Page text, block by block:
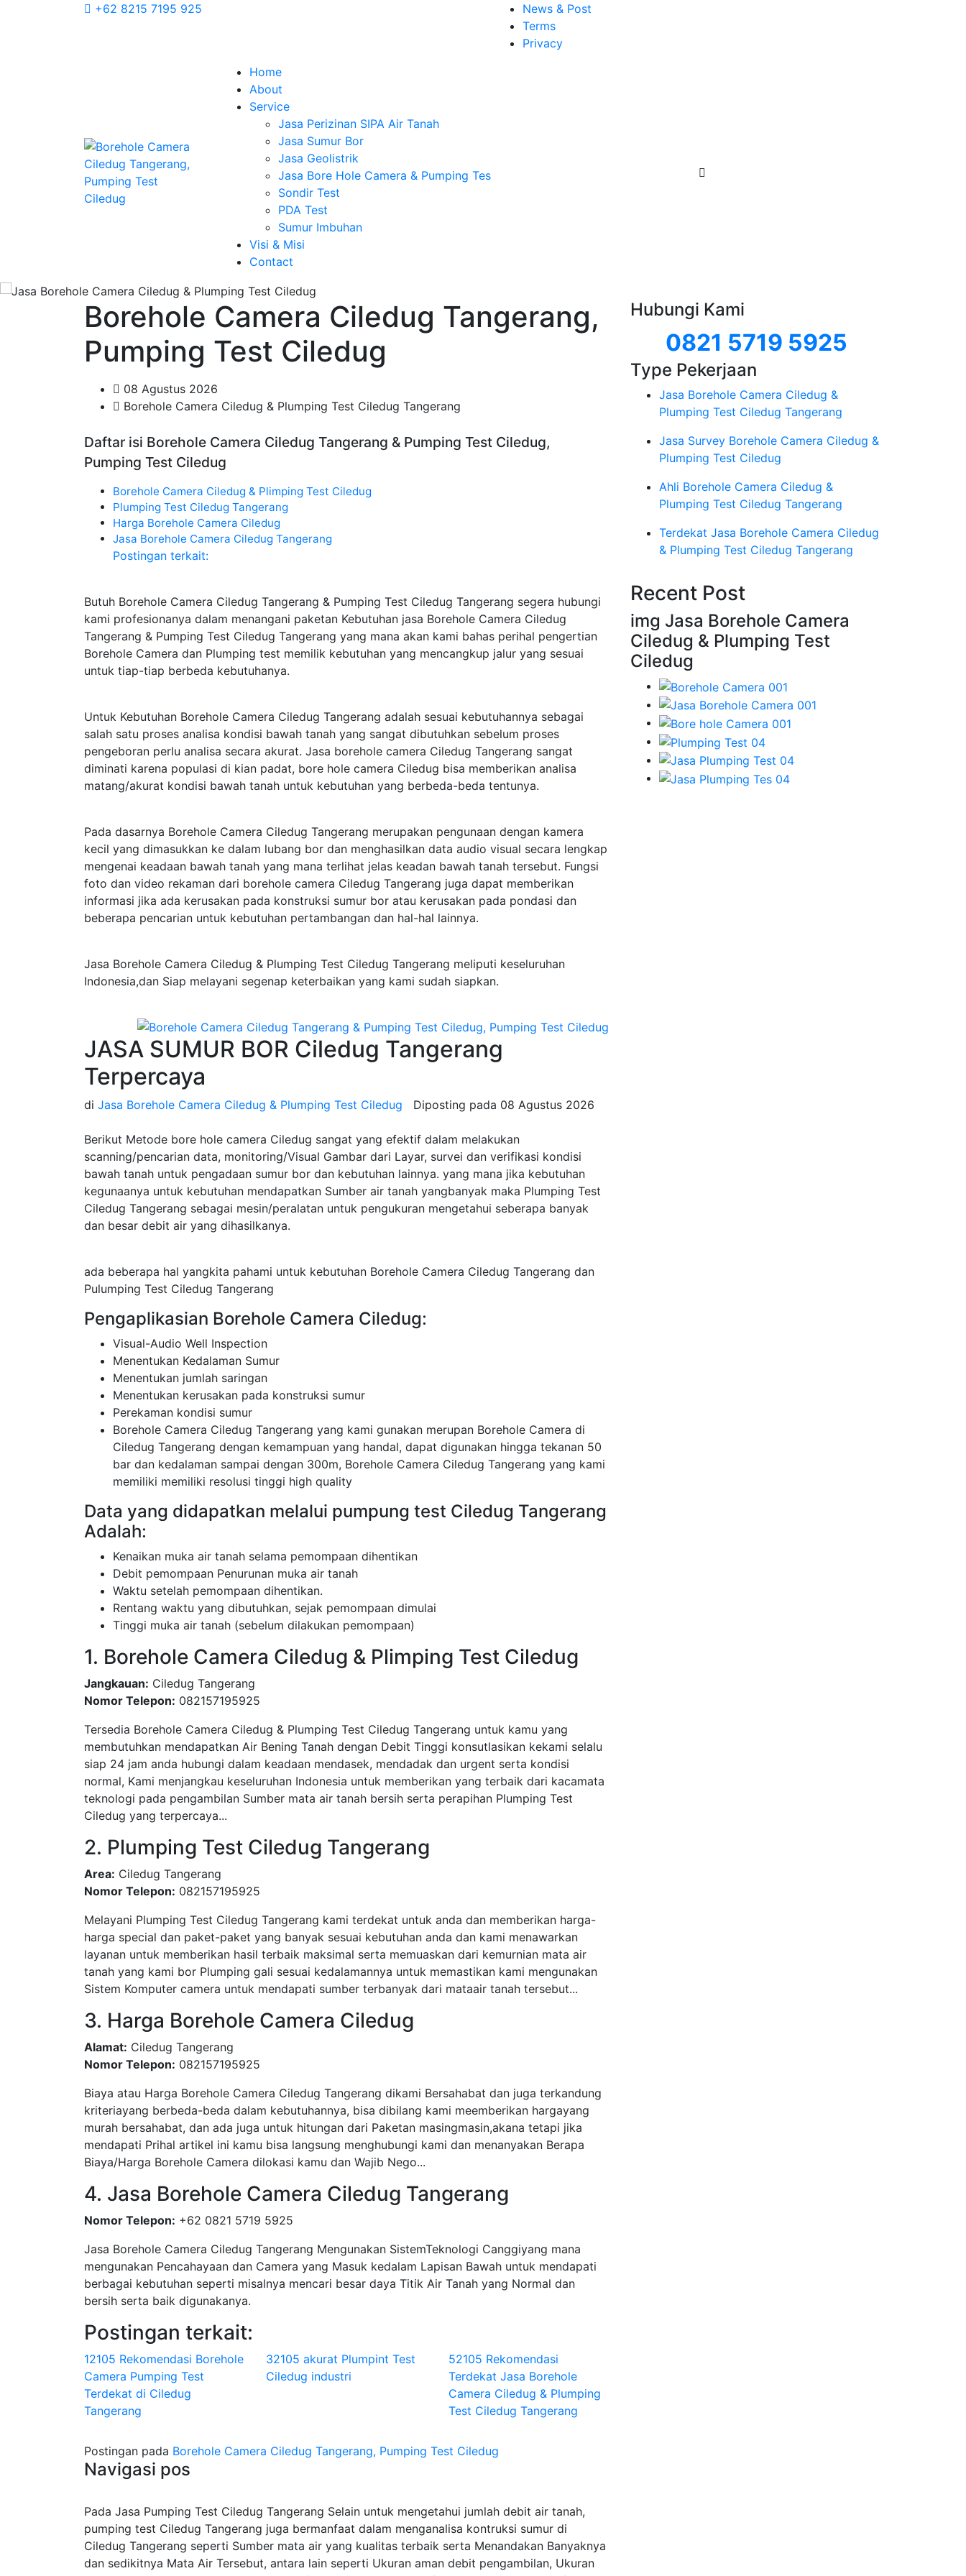
+62 8215 7195 925
News & Post
Terms
Privacy
Home
About
Service
Jasa Perizinan SIPA Air Tanah
Jasa Sumur Bor
Jasa Geolistrik
Jasa Bore Hole Camera & Pumping Tes
Sondir Test
PDA Test
Sumur Imbuhan
Visi & Misi
Contact
Borehole Camera Ciledug Tangerang,
Pumping Test Ciledug
08 Agustus 2026
Borehole Camera Ciledug & Plumping Test Ciledug Tangerang
Daftar isi Borehole Camera Ciledug Tangerang & Pumping Test Ciledug,
Pumping Test Ciledug
Borehole Camera Ciledug & Plimping Test Ciledug
Plumping Test Ciledug Tangerang
Harga Borehole Camera Ciledug
Jasa Borehole Camera Ciledug Tangerang
Postingan terkait:
Butuh Borehole Camera Ciledug Tangerang & Pumping Test Ciledug Tangerang segera hubungi
kami profesionanya dalam menangani paketan Kebutuhan jasa Borehole Camera Ciledug
Tangerang & Pumping Test Ciledug Tangerang yang mana akan kami bahas perihal pengertian
Borehole Camera dan Plumping test memilik kebutuhan yang mencangkup jalur yang sesuai
untuk tiap-tiap berbeda kebutuhanya.
Untuk Kebutuhan Borehole Camera Ciledug Tangerang adalah sesuai kebutuhannya sebagai
salah satu proses analisa kondisi bawah tanah yang sangat dibutuhkan sebelum proses
pengeboran perlu analisa secara akurat. Jasa borehole camera Ciledug Tangerang sangat
diminati karena populasi di kian padat, bore hole camera Ciledug bisa memberikan analisa
matang/akurat kondisi bawah tanah untuk kebutuhan yang berbeda-beda tentunya.
Pada dasarnya Borehole Camera Ciledug Tangerang merupakan pengunaan dengan kamera
kecil yang dimasukkan ke dalam lubang bor dan menghasilkan data audio visual secara lengkap
mengenai keadaan bawah tanah yang mana terlihat jelas keadan bawah tanah tersebut. Fungsi
foto dan video rekaman dari borehole camera Ciledug Tangerang juga dapat memberikan
informasi jika ada kerusakan pada konstruksi sumur bor atau kerusakan pada pondasi dan
beberapa pencarian untuk kebutuhan pertambangan dan hal-hal lainnya.
Jasa Borehole Camera Ciledug & Plumping Test Ciledug Tangerang meliputi keseluruhan
Indonesia,dan Siap melayani segenap keterbaikan yang kami sudah siapkan.
JASA SUMUR BOR Ciledug Tangerang
Terpercaya
di Jasa Borehole Camera Ciledug & Plumping Test Ciledug Diposting pada 08 Agustus 2026
Berikut Metode bore hole camera Ciledug sangat yang efektif dalam melakukan
scanning/pencarian data, monitoring/Visual Gambar dari Layar, survei dan verifikasi kondisi
bawah tanah untuk pengadaan sumur bor dan kebutuhan lainnya. yang mana jika kebutuhan
kegunaanya untuk kebutuhan mendapatkan Sumber air tanah yangbanyak maka Plumping Test
Ciledug Tangerang sebagai mesin/peralatan untuk pengukuran mengetahui seberapa banyak
dan besar debit air yang dihasilkanya.
ada beberapa hal yangkita pahami untuk kebutuhan Borehole Camera Ciledug Tangerang dan
Pulumping Test Ciledug Tangerang
Pengaplikasian Borehole Camera Ciledug:
Visual-Audio Well Inspection
Menentukan Kedalaman Sumur
Menentukan jumlah saringan
Menentukan kerusakan pada konstruksi sumur
Perekaman kondisi sumur
Borehole Camera Ciledug Tangerang yang kami gunakan merupan Borehole Camera di
Ciledug Tangerang dengan kemampuan yang handal, dapat digunakan hingga tekanan 50
bar dan kedalaman sampai dengan 300m, Borehole Camera Ciledug Tangerang yang kami
memiliki memiliki resolusi tinggi high quality
Data yang didapatkan melalui pumpung test Ciledug Tangerang
Adalah:
Kenaikan muka air tanah selama pemompaan dihentikan
Debit pemompaan Penurunan muka air tanah
Waktu setelah pemompaan dihentikan.
Rentang waktu yang dibutuhkan, sejak pemompaan dimulai
Tinggi muka air tanah (sebelum dilakukan pemompaan)
1. Borehole Camera Ciledug & Plimping Test Ciledug
Jangkauan: Ciledug Tangerang
Nomor Telepon: 082157195925
Tersedia Borehole Camera Ciledug & Plumping Test Ciledug Tangerang untuk kamu yang
membutuhkan mendapatkan Air Bening Tanah dengan Debit Tinggi konsutlasikan kekami selalu
siap 24 jam anda hubungi dalam keadaan mendasek, mendadak dan urgent serta kondisi
normal, Kami menjangkau keseluruhan Indonesia untuk memberikan yang terbaik dari kacamata
teknologi pada pengambilan Sumber mata air tanah bersih serta perapihan Plumping Test
Ciledug yang terpercaya...
2. Plumping Test Ciledug Tangerang
Area: Ciledug Tangerang
Nomor Telepon: 082157195925
Melayani Plumping Test Ciledug Tangerang kami terdekat untuk anda dan memberikan harga-
harga special dan paket-paket yang banyak sesuai kebutuhan anda dan kami menawarkan
layanan untuk memberikan hasil terbaik maksimal serta memuaskan dari kemurnian mata air
tanah yang kami bor Plumping gali sesuai kedalamannya untuk memastikan kami mengunakan
Sistem Komputer camera untuk mendapati sumber terbanyak dari mataair tanah tersebut...
3. Harga Borehole Camera Ciledug
Alamat: Ciledug Tangerang
Nomor Telepon: 082157195925
Biaya atau Harga Borehole Camera Ciledug Tangerang dikami Bersahabat dan juga terkandung
kriteriayang berbeda-beda dalam kebutuhannya, bisa dibilang kami meemberikan hargayang
murah bersahabat, dan ada juga untuk hitungan dari Paketan masingmasin,akana tetapi jika
mendapati Prihal artikel ini kamu bisa langsung menghubungi kami dan menanyakan Berapa
Biaya/Harga Borehole Camera dilokasi kamu dan Wajib Nego...
4. Jasa Borehole Camera Ciledug Tangerang
Nomor Telepon: +62 0821 5719 5925
Jasa Borehole Camera Ciledug Tangerang Mengunakan SistemTeknologi Canggiyang mana
mengunakan Pencahayaan dan Camera yang Masuk kedalam Lapisan Bawah untuk mendapati
berbagai kebutuhan seperti misalnya mencari besar daya Titik Air Tanah yang Normal dan
bersih serta baik digunakanya.
Postingan terkait:
12105 Rekomendasi Borehole
Camera Pumping Test
Terdekat di Ciledug
Tangerang
32105 akurat Plumpint Test
Ciledug industri
52105 Rekomendasi
Terdekat Jasa Borehole
Camera Ciledug & Plumping
Test Ciledug Tangerang
Postingan pada Borehole Camera Ciledug Tangerang, Pumping Test Ciledug
Navigasi pos
Pada Jasa Pumping Test Ciledug Tangerang Selain untuk mengetahui jumlah debit air tanah,
pumping test Ciledug Tangerang juga bermanfaat dalam menganalisa kontruksi sumur di
Ciledug Tangerang seperti Sumber mata air yang kualitas terbaik serta Menandakan Banyaknya
dan sedikitnya Mata Air Tersebut, antara lain seperti Ukuran aman debit pengambilan, Ukuran
Hubungi Kami
0821 5719 5925
Type Pekerjaan
Jasa Borehole Camera Ciledug &
Plumping Test Ciledug Tangerang
Jasa Survey Borehole Camera Ciledug &
Plumping Test Ciledug
Ahli Borehole Camera Ciledug &
Plumping Test Ciledug Tangerang
Terdekat Jasa Borehole Camera Ciledug
& Plumping Test Ciledug Tangerang
Recent Post
img Jasa Borehole Camera
Ciledug & Plumping Test
Ciledug